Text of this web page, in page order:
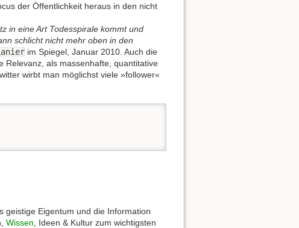
der Öffentlichkeit heraus in den nicht
in eine Art Todesspirale kommt und
schlicht nicht mehr oben in den
im Spiegel, Januar 2010. Auch die
Relevanz, als massenhafte, quantitative
wirbt man möglichst viele »follower«
geistige Eigentum und die Information
Wissen , Ideen & Kultur zum wichtigsten